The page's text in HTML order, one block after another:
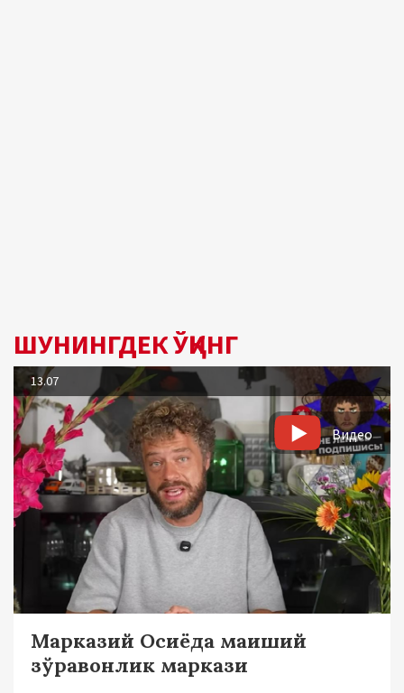
ШУНИНГДЕК ЎҚИНГ
13.07
Видео
Марказий Осиёда маиший
зўравонлик маркази